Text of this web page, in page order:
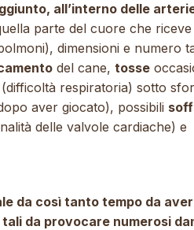
all’interno delle
parte del cuore che riceve
dimensioni e numero
del cane, tosse
(difficoltà respiratoria) sotto
aver giocato), possibili
delle valvole cardiache) e
da così tanto tempo da aver
da provocare numerosi